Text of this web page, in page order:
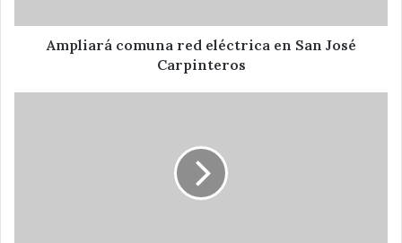
Ampliará comuna red eléctrica en San José
Carpinteros